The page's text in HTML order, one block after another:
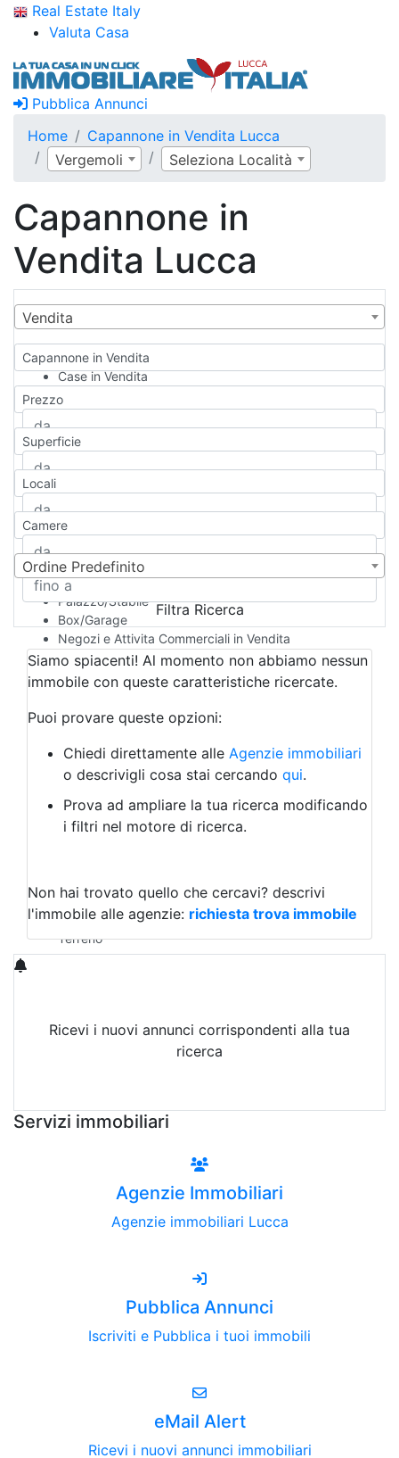
Real Estate Italy
Valuta Casa
Pubblica Annunci
Home
Capannone in Vendita Lucca
Vergemoli
Seleziona Località
Capannone in
Vendita Lucca
Vendita
Capannone in Vendita
Case in Vendita
Qualsiasi
Appartamento
Casa indipendente
Casa Semi-indipendente
Attico/Mansarda
Rustico/Casale
Camera d'Albergo
Multiproprietà
Palazzo/Stabile
Box/Garage
Negozi e Attivita Commerciali in Vendita
Qualsiasi
Attività/Licenza Commerciale
Azienda Agricola
Bar/Ristorante
Albergo
Laboratorio Artigianale
Negozio/locale commerciale
Agriturismo
Magazzini
Qualsiasi
Terreno edificabile
Terreno
Prezzo
Superficie
Locali
Camere
Ordine Predefinito
Filtra Ricerca
Siamo spiacenti! Al momento non abbiamo nessun
immobile con queste caratteristiche ricercate.
Puoi provare queste opzioni:
Chiedi direttamente alle Agenzie immobiliari
o descrivigli cosa stai cercando qui.
Prova ad ampliare la tua ricerca modificando
i filtri nel motore di ricerca.
Non hai trovato quello che cercavi? descrivi
l'immobile alle agenzie: richiesta trova immobile
Ricevi i nuovi annunci corrispondenti alla tua
ricerca
Servizi immobiliari
Agenzie Immobiliari
Agenzie immobiliari Lucca
Pubblica Annunci
Iscriviti e Pubblica i tuoi immobili
eMail Alert
Ricevi i nuovi annunci immobiliari